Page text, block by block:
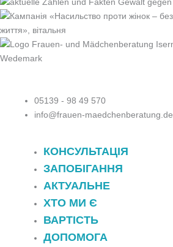
05139 - 98 49 570
info@frauen-maedchenberatung.de
КОНСУЛЬТАЦІЯ
ЗАПОБІГАННЯ
АКТУАЛЬНЕ
ХТО МИ Є
ВАРТІСТЬ
ДОПОМОГА